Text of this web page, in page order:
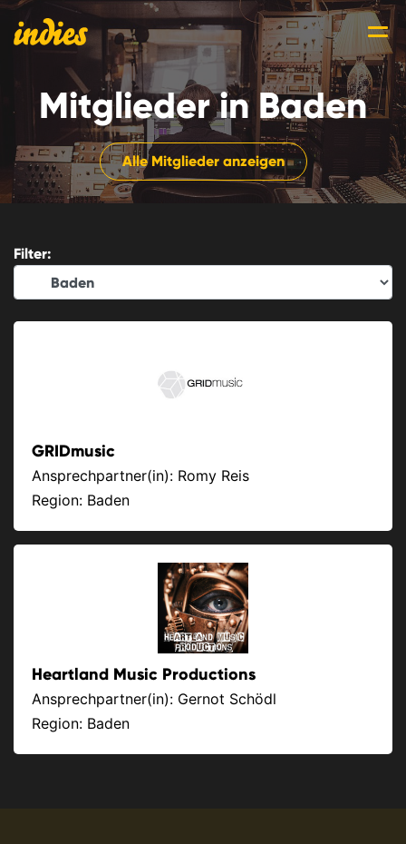
Mitglieder in Baden
Alle Mitglieder anzeigen
Filter:
GRIDmusic
Ansprechpartner(in): Romy Reis
Region: Baden
Heartland Music Productions
Ansprechpartner(in): Gernot Schödl
Region: Baden